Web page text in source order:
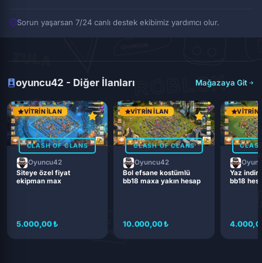
Sorun yaşarsan 7/24 canlı destek ekibimiz yardımcı olur.
oyuncu42 - Diğer İlanları Mağazaya Git
VITRIN İLAN
CLASH OF CLANS
Oyuncu42
Siteye özel fiyat
ekipman max
5.000,00 ₺
VITRIN İLAN
CLASH OF CLANS
Oyuncu42
Bol efsane kostümlü
bb18 maxa yakın hesap
10.000,00 ₺
VITRIN
Yaz
bb18